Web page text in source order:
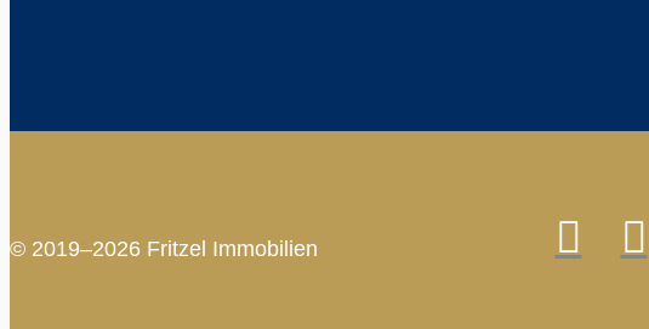
© 2019–2026 Fritzel Immobilien